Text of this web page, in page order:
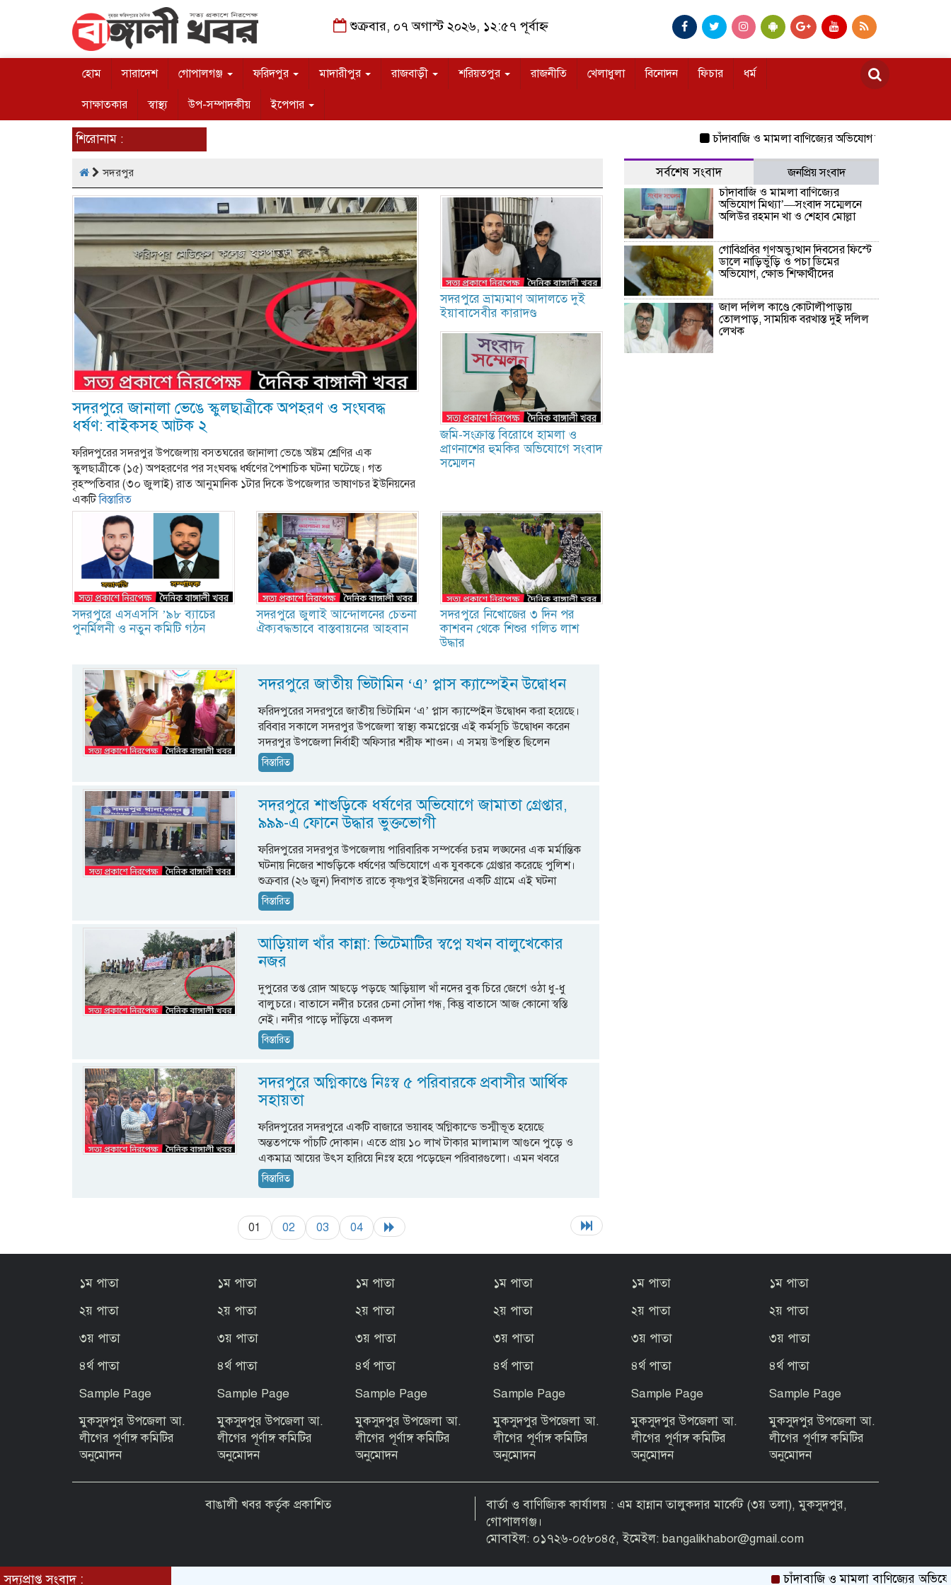
শুক্রবার, ০৭ অগাস্ট ২০২৬, ১২:৫৭ পূর্বাহ্ন
হোম সারাদেশ গোপালগঞ্জ ফরিদপুর মাদারীপুর রাজবাড়ী শরিয়তপুর রাজনীতি খেলাধুলা বিনোদন ফিচার ধর্ম
সাক্ষাতকার স্বাস্থ্য উপ-সম্পাদকীয় ইপেপার
শিরোনাম : চাঁদাবাজি ও মামলা বাণিজ্যের অভিযোগ মিথ্যা’—সংবাদ
সদরপুর
সদরপুরে জানালা ভেঙে স্কুলছাত্রীকে অপহরণ ও সংঘবদ্ধ
ধর্ষণ: বাইকসহ আটক ২
ফরিদপুরের সদরপুর উপজেলায় বসতঘরের জানালা ভেঙে অষ্টম শ্রেণির এক
স্কুলছাত্রীকে (১৫) অপহরণের পর সংঘবদ্ধ ধর্ষণের পৈশাচিক ঘটনা ঘটেছে। গত
বৃহস্পতিবার (৩০ জুলাই) রাত আনুমানিক ১টার দিকে উপজেলার ভাষাণচর ইউনিয়নের
একটিবিস্তারিত
সদরপুরে ভ্রাম্যমাণ আদালতে দুই
ইয়াবাসেবীর কারাদণ্ড
জমি-সংক্রান্ত বিরোধে হামলা ও
প্রাণনাশের হুমকির অভিযোগে সংবাদ
সম্মেলন
সদরপুরে এসএসসি ’৯৮ ব্যাচের
পুনর্মিলনী ও নতুন কমিটি গঠন
সদরপুরে জুলাই আন্দোলনের চেতনা
ঐক্যবদ্ধভাবে বাস্তবায়নের আহবান
সদরপুরে নিখোজের ৩ দিন পর
কাশবন থেকে শিশুর গলিত লাশ
উদ্ধার
সদরপুরে জাতীয় ভিটামিন ‘এ’ প্লাস ক্যাম্পেইন উদ্বোধন
ফরিদপুরের সদরপুরে জাতীয় ভিটামিন ‘এ’ প্লাস ক্যাম্পেইন উদ্বোধন করা হয়েছে।
রবিবার সকালে সদরপুর উপজেলা স্বাস্থ্য কমপ্লেক্সে এই কর্মসূচি উদ্বোধন করেন
সদরপুর উপজেলা নির্বাহী অফিসার শরীফ শাওন। এ সময় উপস্থিত ছিলেন
বিস্তারিত
সদরপুরে শাশুড়িকে ধর্ষণের অভিযোগে জামাতা গ্রেপ্তার,
৯৯৯-এ ফোনে উদ্ধার ভুক্তভোগী
ফরিদপুরের সদরপুর উপজেলায় পারিবারিক সম্পর্কের চরম লঙ্ঘনের এক মর্মান্তিক
ঘটনায় নিজের শাশুড়িকে ধর্ষণের অভিযোগে এক যুবককে গ্রেপ্তার করেছে পুলিশ।
শুক্রবার (২৬ জুন) দিবাগত রাতে কৃষ্ণপুর ইউনিয়নের একটি গ্রামে এই ঘটনা
বিস্তারিত
আড়িয়াল খাঁর কান্না: ভিটেমাটির স্বপ্নে যখন বালুখেকোর
নজর
দুপুরের তপ্ত রোদ আছড়ে পড়ছে আড়িয়াল খাঁ নদের বুক চিরে জেগে ওঠা ধু-ধু
বালুচরে। বাতাসে নদীর চরের চেনা সোঁদা গন্ধ, কিন্তু বাতাসে আজ কোনো স্বস্তি
নেই। নদীর পাড়ে দাঁড়িয়ে একদল
বিস্তারিত
সদরপুরে অগ্নিকাণ্ডে নিঃস্ব ৫ পরিবারকে প্রবাসীর আর্থিক
সহায়তা
ফরিদপুরের সদরপুরে একটি বাজারে ভয়াবহ অগ্নিকান্ডে ভস্মীভূত হয়েছে
অন্ততপক্ষে পাঁচটি দোকান। এতে প্রায় ১০ লাখ টাকার মালামাল আগুনে পুড়ে ও
একমাত্র আয়ের উৎস হারিয়ে নিঃস্ব হয়ে পড়েছেন পরিবারগুলো। এমন খবরে
বিস্তারিত
01 02 03 04
সর্বশেষ সংবাদ
জনপ্রিয় সংবাদ
চাঁদাবাজি ও মামলা বাণিজ্যের
অভিযোগ মিথ্যা’—সংবাদ সম্মেলনে
অলিউর রহমান খা ও শেহাব মোল্লা
গোবিপ্রবির গণঅভ্যুত্থান দিবসের ফিস্টে
ডালে নাড়িভুঁড়ি ও পচা ডিমের
অভিযোগ, ক্ষোভ শিক্ষার্থীদের
জাল দলিল কাণ্ডে কোটালীপাড়ায়
তোলপাড়, সাময়িক বরখাস্ত দুই দলিল
লেখক
১ম পাতা
২য় পাতা
৩য় পাতা
৪র্থ পাতা
Sample Page
মুকসুদপুর উপজেলা আ.
লীগের পূর্ণাঙ্গ কমিটির
অনুমোদন
১ম পাতা
২য় পাতা
৩য় পাতা
৪র্থ পাতা
Sample Page
মুকসুদপুর উপজেলা আ.
লীগের পূর্ণাঙ্গ কমিটির
অনুমোদন
১ম পাতা
২য় পাতা
৩য় পাতা
৪র্থ পাতা
Sample Page
মুকসুদপুর উপজেলা আ.
লীগের পূর্ণাঙ্গ কমিটির
অনুমোদন
১ম পাতা
২য় পাতা
৩য় পাতা
৪র্থ পাতা
Sample Page
মুকসুদপুর উপজেলা আ.
লীগের পূর্ণাঙ্গ কমিটির
অনুমোদন
১ম পাতা
২য় পাতা
৩য় পাতা
৪র্থ পাতা
Sample Page
মুকসুদপুর উপজেলা আ.
লীগের পূর্ণাঙ্গ কমিটির
অনুমোদন
১ম পাতা
২য় পাতা
৩য় পাতা
৪র্থ পাতা
Sample Page
মুকসুদপুর উপজেলা আ.
লীগের পূর্ণাঙ্গ কমিটির
অনুমোদন
বাঙালী খবর কর্তৃক প্রকাশিত
বার্তা ও বাণিজ্যিক কার্যালয় : এম হান্নান তালুকদার মার্কেট (৩য় তলা), মুকসুদপুর,
গোপালগঞ্জ।
মোবাইল: ০১৭২৬-০৫৮০৪৫, ইমেইল: bangalikhabor@gmail.com
সদ্যপ্রাপ্ত সংবাদ : চাঁদাবাজি ও মামলা বাণিজ্যের অভিযোগ